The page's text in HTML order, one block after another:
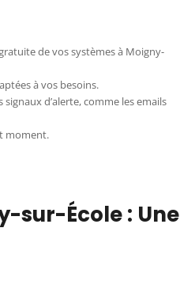
de vos systèmes à Moigny-
à vos besoins.
d’alerte, comme les emails
moment.
sur-École : Une